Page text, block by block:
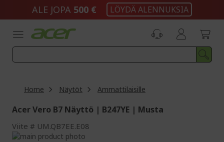
ALE JOPA 500 € LÖYDÄ ALENNUKSIA
Home Näytöt Ammattilaisille
Acer Vero B7 Näyttö | B247YE | Musta
Viite UM.QB7EE.E08
Skip